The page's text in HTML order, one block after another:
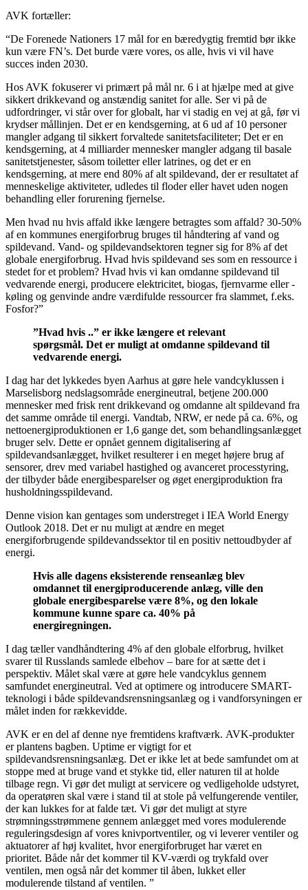
AVK fortæller:
“De Forenede Nationers 17 mål for en bæredygtig fremtid bør ikke
kun være FN’s. Det burde være vores, os alle, hvis vi vil have
succes inden 2030.
Hos AVK fokuserer vi primært på mål nr. 6 i at hjælpe med at give
sikkert drikkevand og anstændig sanitet for alle. Ser vi på de
udfordringer, vi står over for globalt, har vi stadig en vej at gå, før vi
krydser mållinjen. Det er en kendsgerning, at 6 ud af 10 personer
mangler adgang til sikkert forvaltede sanitetsfaciliteter; Det er en
kendsgerning, at 4 milliarder mennesker mangler adgang til basale
sanitetstjenester, såsom toiletter eller latrines, og det er en
kendsgerning, at mere end 80% af alt spildevand, der er resultatet af
menneskelige aktiviteter, udledes til floder eller havet uden nogen
behandling eller forurening fjernelse.
Men hvad nu hvis affald ikke længere betragtes som affald? 30-50%
af en kommunes energiforbrug bruges til håndtering af vand og
spildevand. Vand- og spildevandsektoren tegner sig for 8% af det
globale energiforbrug. Hvad hvis spildevand ses som en ressource i
stedet for et problem? Hvad hvis vi kan omdanne spildevand til
vedvarende energi, producere elektricitet, biogas, fjernvarme eller -
køling og genvinde andre værdifulde ressourcer fra slammet, f.eks.
Fosfor?”
”Hvad hvis ..” er ikke længere et relevant
spørgsmål. Det er muligt at omdanne spildevand til
vedvarende energi.
I dag har det lykkedes byen Aarhus at gøre hele vandcyklussen i
Marselisborg nedslagsområde energineutral, betjene 200.000
mennesker med frisk rent drikkevand og omdanne alt spildevand fra
det samme område til energi. Vandtab, NRW, er nede på ca. 6%, og
nettoenergiproduktionen er 1,6 gange det, som behandlingsanlægget
bruger selv. Dette er opnået gennem digitalisering af
spildevandsanlægget, hvilket resulterer i en meget højere brug af
sensorer, drev med variabel hastighed og avanceret processtyring,
der tilbyder både energibesparelser og øget energiproduktion fra
husholdningsspildevand.
Denne vision kan gentages som understreget i IEA World Energy
Outlook 2018. Det er nu muligt at ændre en meget
energiforbrugende spildevandssektor til en positiv nettoudbyder af
energi.
Hvis alle dagens eksisterende renseanlæg blev
omdannet til energiproducerende anlæg, ville den
globale energibesparelse være 8%, og den lokale
kommune kunne spare ca. 40% på
energiregningen.
I dag tæller vandhåndtering 4% af den globale elforbrug, hvilket
svarer til Russlands samlede elbehov – bare for at sætte det i
perspektiv. Målet skal være at gøre hele vandcyklus gennem
samfundet energineutral. Ved at optimere og introducere SMART-
teknologi i både spildevandsrensningsanlæg og i vandforsyningen er
målet inden for rækkevidde.
AVK er en del af denne nye fremtidens kraftværk. AVK-produkter
er plantens bagben. Uptime er vigtigt for et
spildevandsrensningsanlæg. Det er ikke let at bede samfundet om at
stoppe med at bruge vand et stykke tid, eller naturen til at holde
tilbage regn. Vi gør det muligt at servicere og vedligeholde udstyret,
da operatøren skal være i stand til at stole på velfungerende ventiler,
der kan lukkes for at falde tæt. Vi gør det muligt at styre
strømningsstrømmene gennem anlægget med vores modulerende
reguleringsdesign af vores knivportventiler, og vi leverer ventiler og
aktuatorer af høj kvalitet, hvor energiforbruget har været en
prioritet. Både når det kommer til KV-værdi og trykfald over
ventilen, men også når det kommer til åben, lukket eller
modulerende tilstand af ventilen. ”